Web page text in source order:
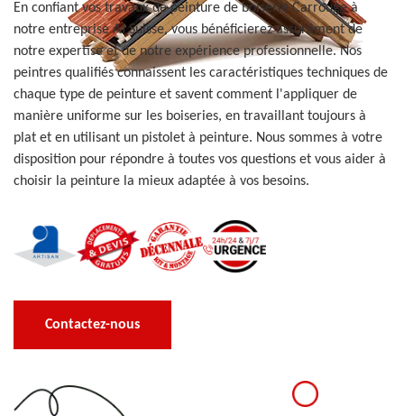
En confiant vos travaux de peinture de boiserie Carrouge à
notre entreprise AJ Suisse, vous bénéficierez assurément de
notre expertise et de notre expérience professionnelle. Nos
peintres qualifiés connaissent les caractéristiques techniques de
chaque type de peinture et savent comment l'appliquer de
manière uniforme sur les boiseries, en travaillant toujours à
plat et en utilisant un pistolet à peinture. Nous sommes à votre
disposition pour répondre à toutes vos questions et vous aider à
choisir la peinture la mieux adaptée à vos besoins.
Contactez-nous